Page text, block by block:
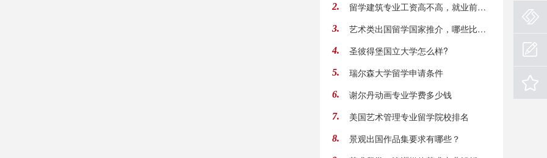
2. 留学建筑专业工资高不高，就业前景怎样
3. 艺术类出国留学国家推介，哪些比较好
4. 圣彼得堡国立大学怎么样?
5. 瑞尔森大学留学申请条件
6. 谢尔丹动画专业学费多少钱
7. 美国艺术管理专业留学院校排名
8. 景观出国作品集要求有哪些？